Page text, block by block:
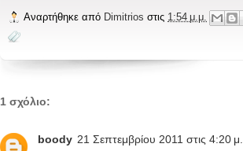
Αναρτήθηκε από Dimitrios στις 1:54 μ.μ.
1 σχόλιο:
boody 21 Σεπτεμβρίου 2011 στις 4:20